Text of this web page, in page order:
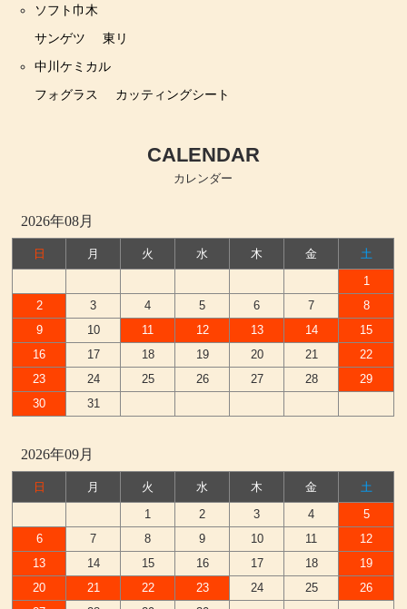
ソフト巾木
サンゲツ
東リ
中川ケミカル
フォグラス
カッティングシート
CALENDAR
カレンダー
2026年08月
日 月 火 水 木 金
土
1
2
3 4 5 6 7
8
9
10 11 12 13 14
15
16
17 18 19 20 21
22
23
24 25 26 27 28
29
30
31
2026年09月
日 月 火 水 木 金
土
1
2 3 4
5
6
7 8 9 10 11
12
13
14 15 16 17 18
19
20
21 22 23 24 25
26